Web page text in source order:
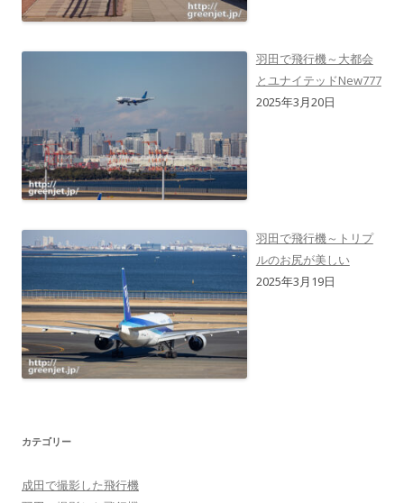
羽田で飛行機～大都会
とユナイテッドNew777
2025年3月20日
羽田で飛行機～トリプ
ルのお尻が美しい
2025年3月19日
カテゴリー
成田で撮影した飛行機